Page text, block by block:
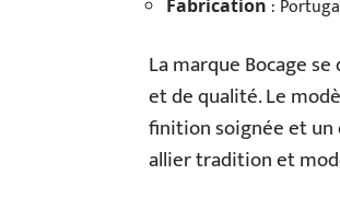
Fabrication :
La marque Bocage
et de qualité. Le
finition soignée et un
allier tradition et